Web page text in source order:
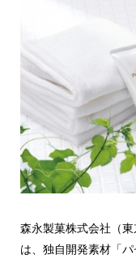
森永製菓株式会社（東
は、独自開発素材「